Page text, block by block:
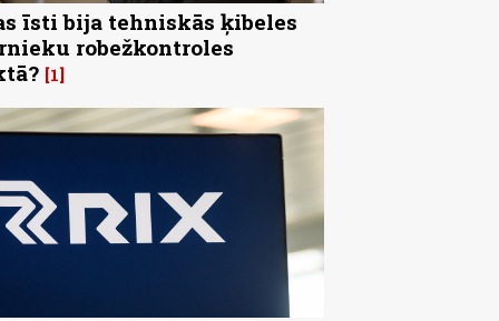
īsti bija tehniskās ķibeles
robežkontroles
1